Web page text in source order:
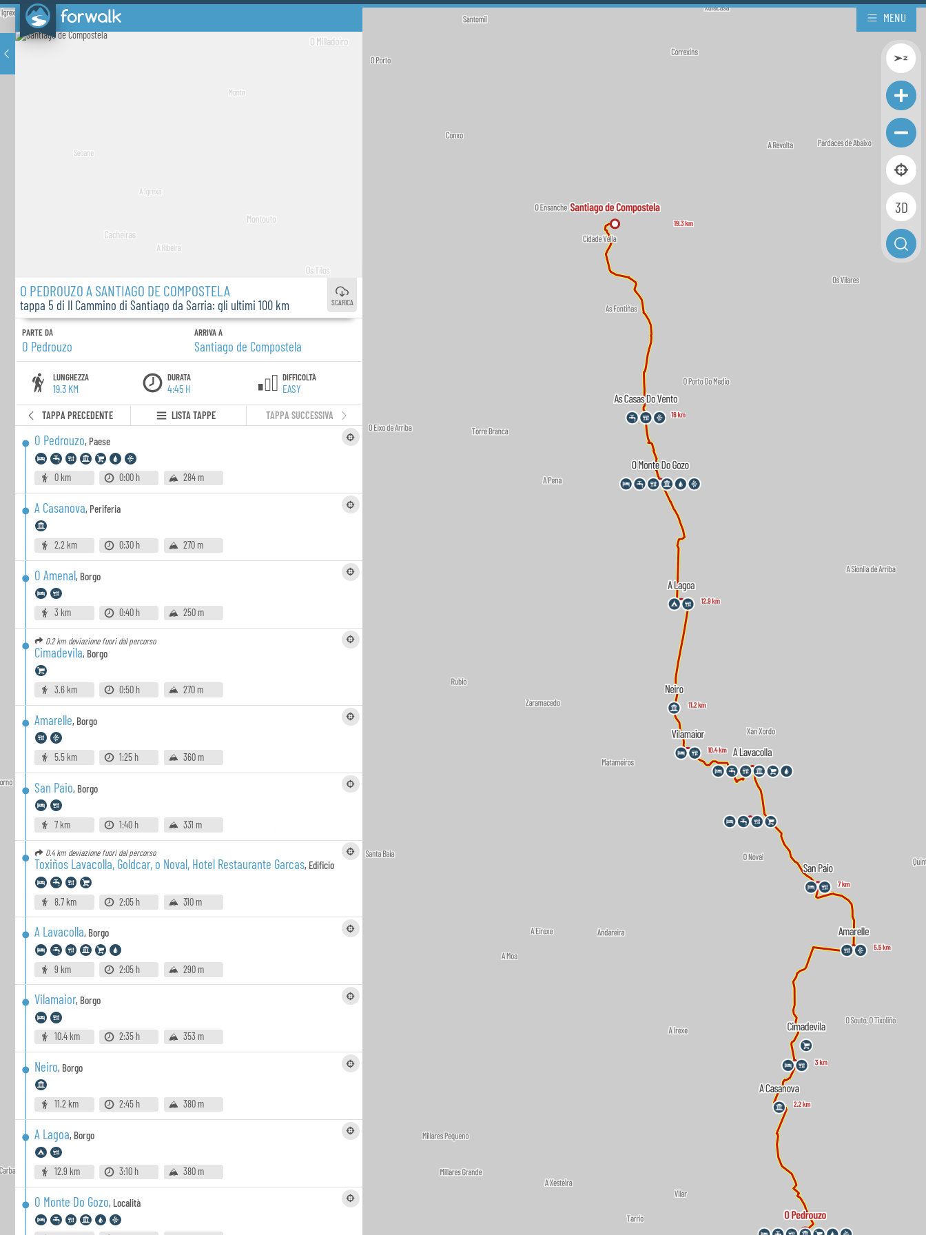
MENU
O PEDROUZO A SANTIAGO DE COMPOSTELA
tappa 5 di Il Cammino di Santiago da Sarria: gli ultimi 100 km SCARICA
PARTE DA
O Pedrouzo
ARRIVA A
Santiago de Compostela
LUNGHEZZA
19.3 KM
DURATA
4:45 H
DIFFICOLTÀ
EASY
TAPPA PRECEDENTE LISTA TAPPE TAPPA SUCCESSIVA
O Pedrouzo, Paese
0 km 0:00 h 284 m
A Casanova, Periferia
2.2 km 0:30 h 270 m
O Amenal, Borgo
3 km 0:40 h 250 m
0.2 km deviazione fuori dal percorso
Cimadevila, Borgo
3.6 km 0:50 h 270 m
Amarelle, Borgo
5.5 km 1:25 h 360 m
San Paio, Borgo
7 km 1:40 h 331 m
0.4 km deviazione fuori dal percorso
Toxiños Lavacolla, Goldcar, o Noval, Hotel Restaurante Garcas, Edificio
8.7 km 2:05 h 310 m
A Lavacolla, Borgo
9 km 2:05 h 290 m
Vilamaior, Borgo
10.4 km 2:35 h 353 m
Neiro, Borgo
11.2 km 2:45 h 380 m
A Lagoa, Borgo
12.9 km 3:10 h 380 m
O Monte Do Gozo, Località
3D